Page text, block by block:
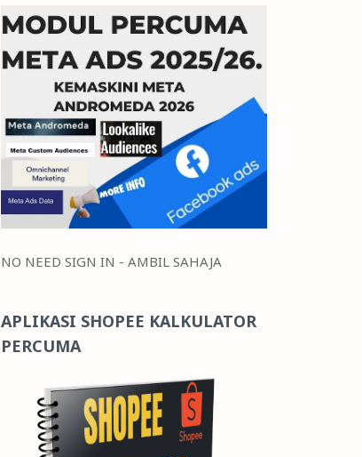
NO NEED SIGN IN - AMBIL SAHAJA
APLIKASI SHOPEE KALKULATOR
PERCUMA